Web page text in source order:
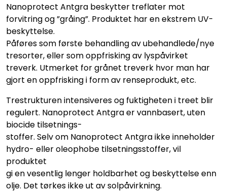
Nanoprotect Antgra beskytter treflater mot
forvitring og ”gråing”. Produktet har en ekstrem UV-
beskyttelse.
Påføres som første behandling av ubehandlede/nye
tresorter, eller som oppfrisking av lyspåvirket
treverk. Utmerket for grånet treverk hvor man har
gjort en oppfrisking i form av renseprodukt, etc.
Trestrukturen intensiveres og fuktigheten i treet blir
regulert. Nanoprotect Antgra er vannbasert, uten
biocide tilsetnings-
stoffer. Selv om Nanoprotect Antgra ikke inneholder
hydro- eller oleophobe tilsetningsstoffer, vil
produktet
gi en vesentlig lenger holdbarhet og beskyttelse enn
olje. Det tørkes ikke ut av solpåvirkning.